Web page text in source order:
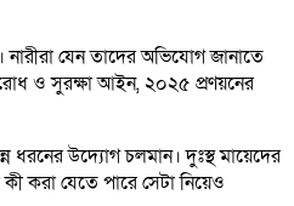
যেন তাদের অভিযোগ জানাতে
ও সুরক্ষা আইন, ২০২৫ প্রণয়নের
ধরনের উদ্যোগ চলমান। দুঃস্থ মায়েদের
কী করা যেতে পারে সেটা নিয়েও